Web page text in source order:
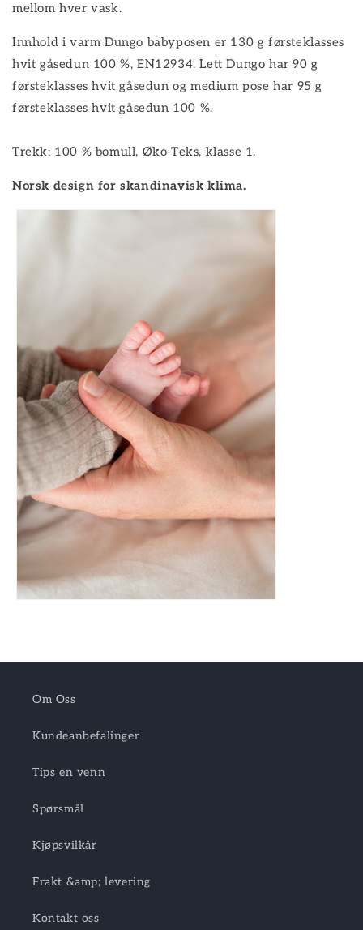
mellom hver vask.
Innhold i varm Dungo babyposen er 130 g førsteklasses
hvit gåsedun 100 %, EN12934. Lett Dungo har 90 g
førsteklasses hvit gåsedun og medium pose har 95 g
førsteklasses hvit gåsedun 100 %.
Trekk: 100 % bomull, Øko-Teks, klasse 1.
Norsk design for skandinavisk klima.
Om Oss
Kundeanbefalinger
Tips en venn
Spørsmål
Kjøpsvilkår
Frakt &amp; levering
Kontakt oss